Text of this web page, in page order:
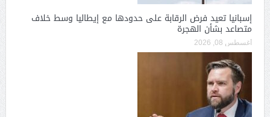
إسبانيا تعيد فرض الرقابة على حدودها مع إيطاليا وسط خلاف
متصاعد بشأن الهجرة
أغسطس 08, 2026